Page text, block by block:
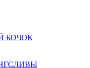
БОЧОК